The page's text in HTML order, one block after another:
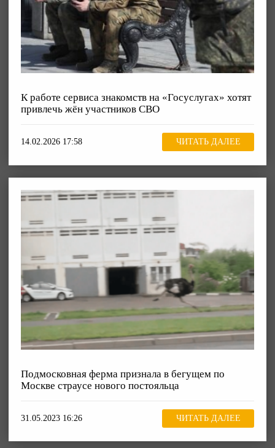
К работе сервиса знакомств на «Госуслугах» хотят
привлечь жён участников СВО
14.02.2026 17:58 ЧИТАТЬ ДАЛЕЕ
Подмосковная ферма признала в бегущем по
Москве страусе нового постояльца
31.05.2023 16:26 ЧИТАТЬ ДАЛЕЕ